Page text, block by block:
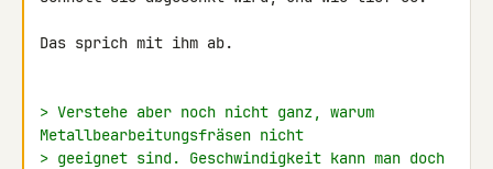
Das sprich mit ihm ab.
> Verstehe aber noch nicht ganz, warum
Metallbearbeitungsfräsen nicht
> geeignet sind. Geschwindigkeit kann man doch